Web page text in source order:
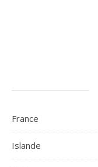
France
Islande